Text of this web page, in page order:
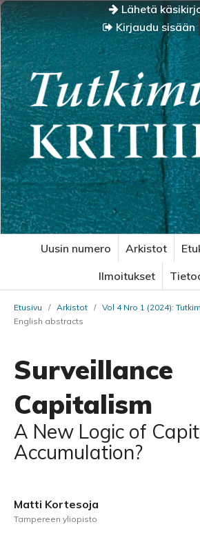
Lähetä
Kirjaudu sisään
Uusin numero Arkistot
Ilmoitukset
Etusivu / Arkistot / Vol 4 Nro 1 (2024):
English abstracts
Surveillance
Capitalism
A New Logic of
Accumulation?
Matti Kortesoja
Tampereen yliopisto